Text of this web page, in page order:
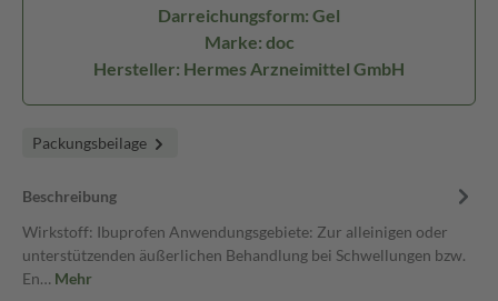
Darreichungsform: Gel
Marke: doc
Hersteller: Hermes Arzneimittel GmbH
Packungsbeilage
Beschreibung
Wirkstoff: Ibuprofen Anwendungsgebiete: Zur alleinigen oder
unterstützenden äußerlichen Behandlung bei Schwellungen bzw.
En… Mehr